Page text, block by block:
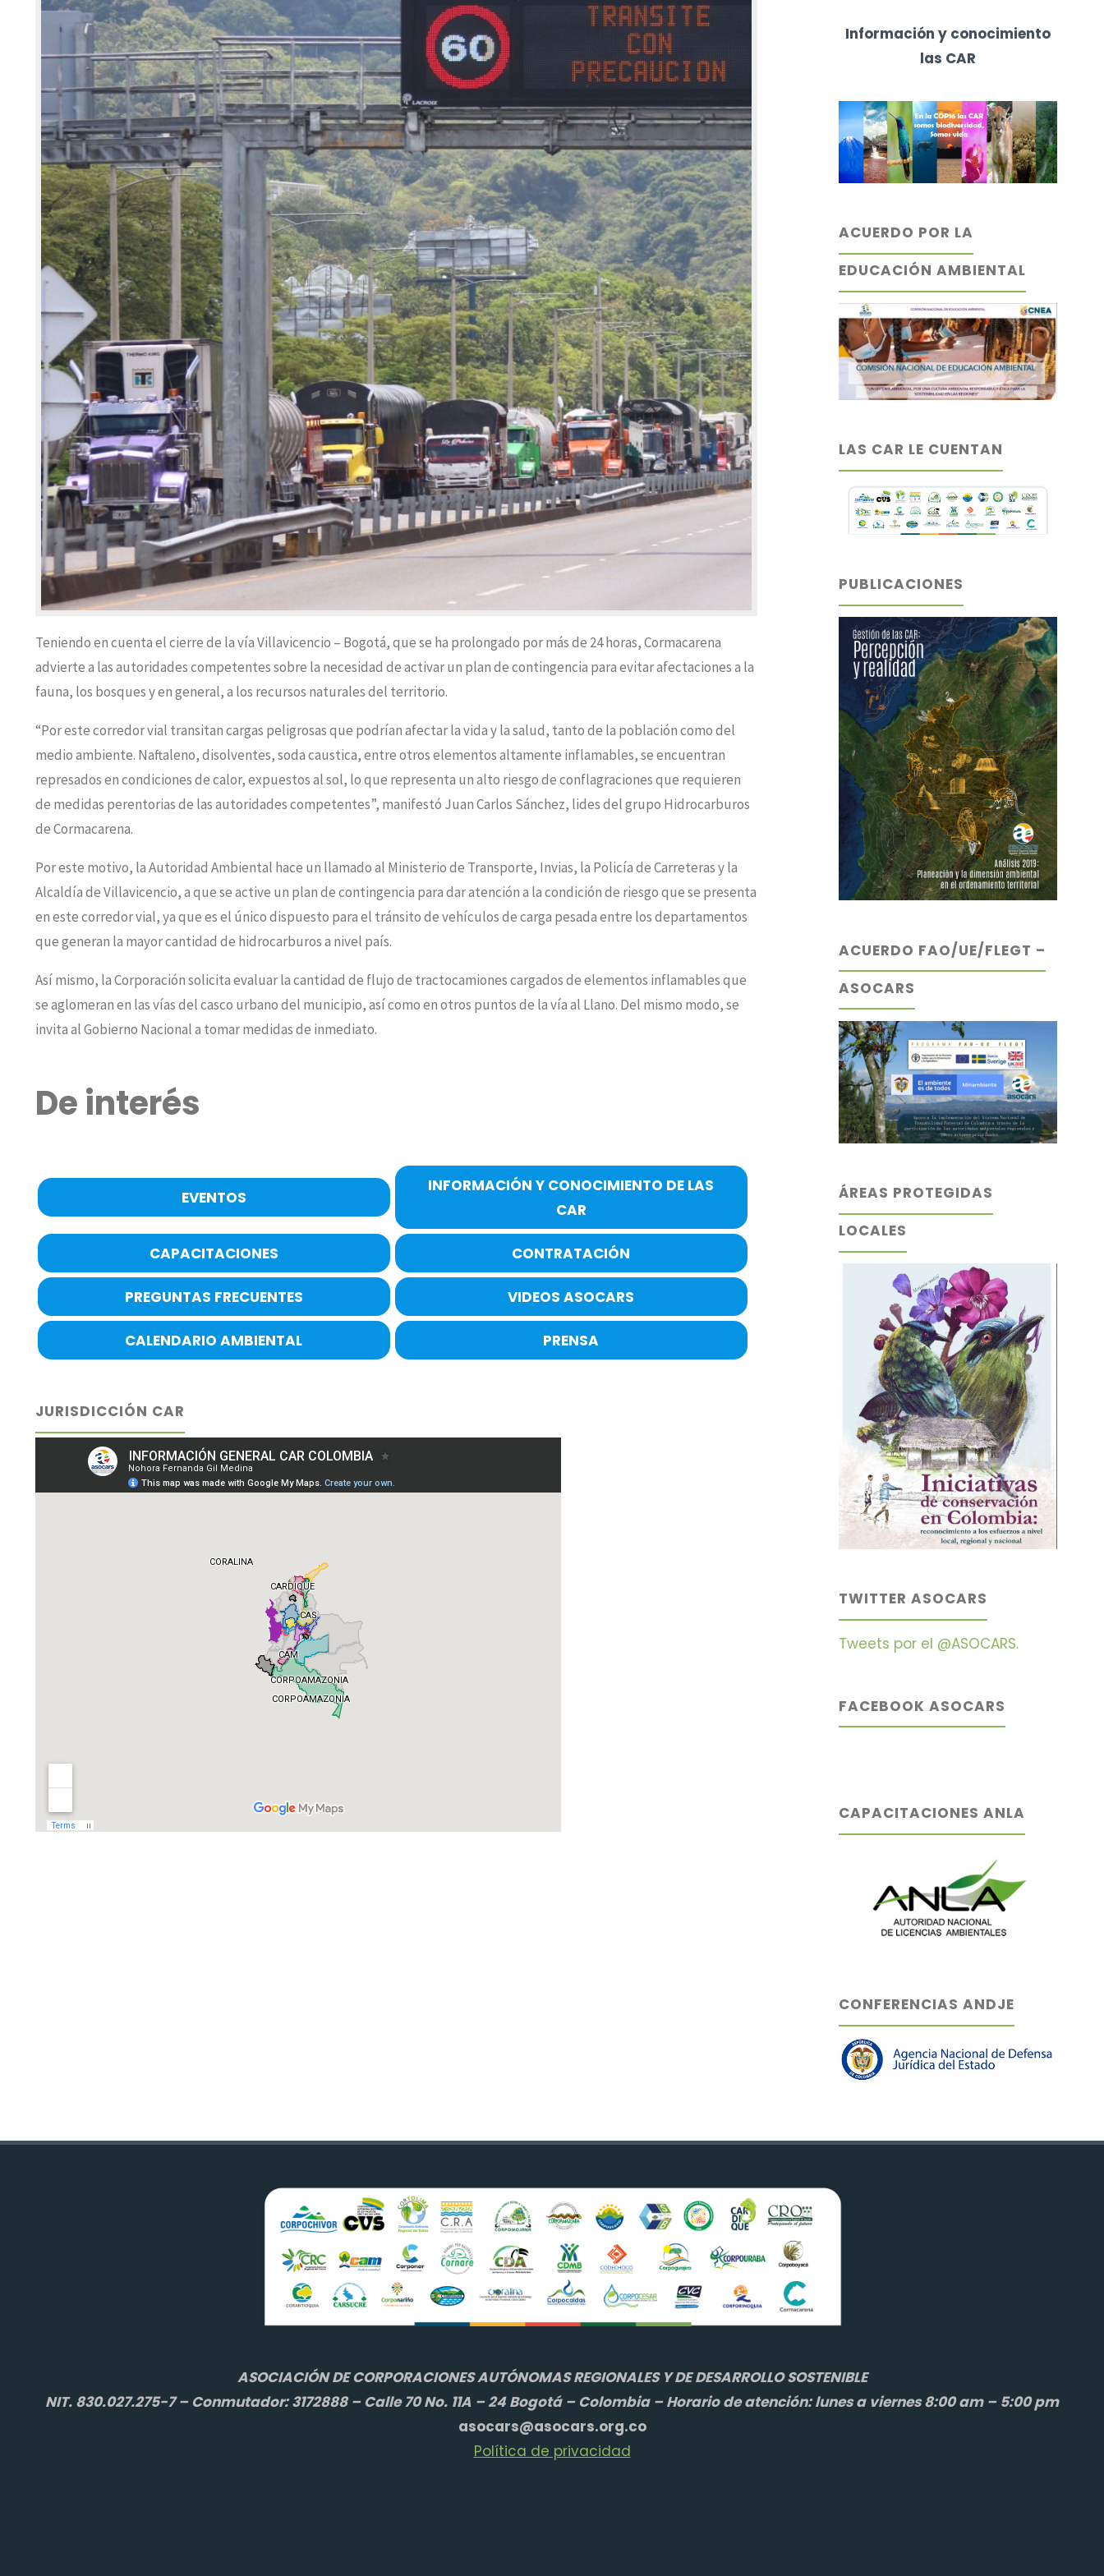
Teniendo en cuenta el cierre de la vía Villavicencio – Bogotá, que se ha prolongado por más de 24 horas, Cormacarena
advierte a las autoridades competentes sobre la necesidad de activar un plan de contingencia para evitar afectaciones a la
fauna, los bosques y en general, a los recursos naturales del territorio.
“Por este corredor vial transitan cargas peligrosas que podrían afectar la vida y la salud, tanto de la población como del
medio ambiente. Naftaleno, disolventes, soda caustica, entre otros elementos altamente inflamables, se encuentran
represados en condiciones de calor, expuestos al sol, lo que representa un alto riesgo de conflagraciones que requieren
de medidas perentorias de las autoridades competentes”, manifestó Juan Carlos Sánchez, lides del grupo Hidrocarburos
de Cormacarena.
Por este motivo, la Autoridad Ambiental hace un llamado al Ministerio de Transporte, Invias, la Policía de Carreteras y la
Alcaldía de Villavicencio, a que se active un plan de contingencia para dar atención a la condición de riesgo que se presenta
en este corredor vial, ya que es el único dispuesto para el tránsito de vehículos de carga pesada entre los departamentos
que generan la mayor cantidad de hidrocarburos a nivel país.
Así mismo, la Corporación solicita evaluar la cantidad de flujo de tractocamiones cargados de elementos inflamables que
se aglomeran en las vías del casco urbano del municipio, así como en otros puntos de la vía al Llano. Del mismo modo, se
invita al Gobierno Nacional a tomar medidas de inmediato.
De interés
EVENTOS
INFORMACIÓN Y CONOCIMIENTO DE LAS
CAR
CAPACITACIONES CONTRATACIÓN
PREGUNTAS FRECUENTES VIDEOS ASOCARS
CALENDARIO AMBIENTAL PRENSA
JURISDICCIÓN CAR
Información y conocimiento
las CAR
ACUERDO POR LA
EDUCACIÓN AMBIENTAL
LAS CAR LE CUENTAN
PUBLICACIONES
ACUERDO FAO/UE/FLEGT –
ASOCARS
ÁREAS PROTEGIDAS
LOCALES
TWITTER ASOCARS
Tweets por el @ASOCARS.
FACEBOOK ASOCARS
CAPACITACIONES ANLA
CONFERENCIAS ANDJE
ASOCIACIÓN DE CORPORACIONES AUTÓNOMAS REGIONALES Y DE DESARROLLO SOSTENIBLE
NIT. 830.027.275-7 – Conmutador: 3172888 – Calle 70 No. 11A – 24 Bogotá – Colombia – Horario de atención: lunes a viernes 8:00 am – 5:00 pm
asocars@asocars.org.co
Política de privacidad